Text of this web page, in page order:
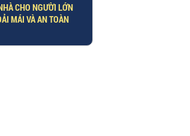
CHO NGƯỜI LỚN
MÁI VÀ AN TOÀN